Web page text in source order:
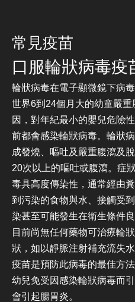
常見疫苗
口服輪狀病毒疫
輪狀病毒在電子顯微鏡下病
世界6到24個月大的幼童嚴
因，對年紀最小的嬰兒危險
前都會感染輪狀病毒。輪狀
成發燒、嘔吐及嚴重腹瀉及
20次以上的嘔吐或腹瀉。症
毒具高度傳染性，通常經由
到污染的食物與水、接觸受
染甚至可能發生在衛生條件
目前尚無任何藥物可治療輪
狀，如以靜脈注射補充流失
疫苗是預防此病毒的最佳方
幼兒免受因感染輪狀病毒而
會引起腸胃炎。